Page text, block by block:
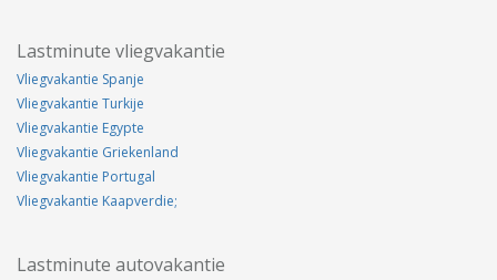
Lastminute vliegvakantie
Vliegvakantie Spanje
Vliegvakantie Turkije
Vliegvakantie Egypte
Vliegvakantie Griekenland
Vliegvakantie Portugal
Vliegvakantie Kaapverdie;
Lastminute autovakantie